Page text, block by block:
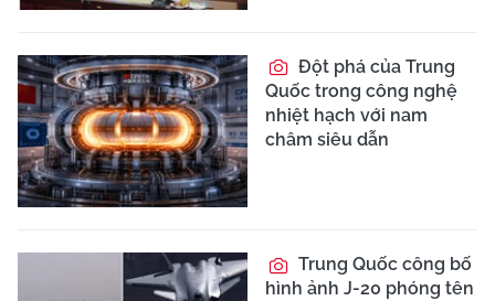
Đột phá của Trung
Quốc trong công nghệ
nhiệt hạch với nam
châm siêu dẫn
Trung Quốc công bố
hình ảnh J-20 phóng tên